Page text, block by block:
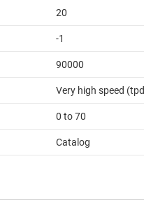
20
-1
90000
Very high speed
0 to 70
Catalog